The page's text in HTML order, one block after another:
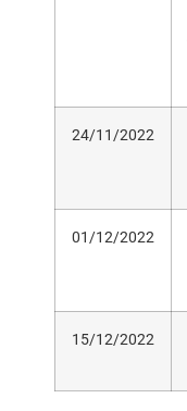
24/11/2022
01/12/2022
15/12/2022